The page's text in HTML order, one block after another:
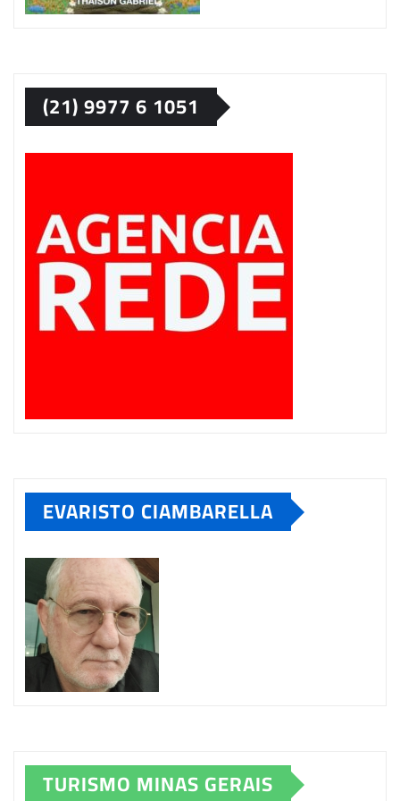
(21) 9977 6 1051
EVARISTO CIAMBARELLA
TURISMO MINAS GERAIS